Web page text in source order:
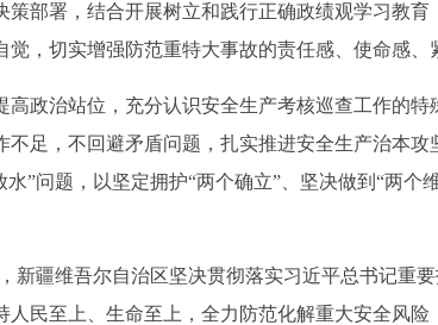
策部署，结合开展树立和践行正确政绩观学习教
觉，切实增强防范重特大事故的责任感、使命感、
治站位，充分认识安全生产考核巡查工作的特
不足，不回避矛盾问题，扎实推进安全生产治本
水”问题，以坚定拥护“两个确立”、坚决做到“两
疆维吾尔自治区坚决贯彻落实习近平总书记重
民至上、生命至上，全力防范化解重大安全风